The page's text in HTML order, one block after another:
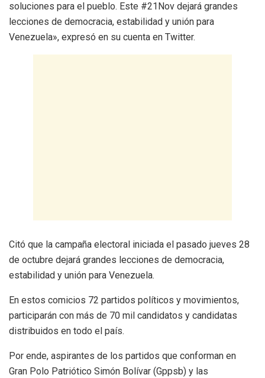
soluciones para el pueblo. Este #21Nov dejará grandes
lecciones de democracia, estabilidad y unión para
Venezuela», expresó en su cuenta en Twitter.
Citó que la campaña electoral iniciada el pasado jueves 28
de octubre dejará grandes lecciones de democracia,
estabilidad y unión para Venezuela.
En estos comicios 72 partidos políticos y movimientos,
participarán con más de 70 mil candidatos y candidatas
distribuidos en todo el país.
Por ende, aspirantes de los partidos que conforman en
Gran Polo Patriótico Simón Bolívar (Gppsb) y las